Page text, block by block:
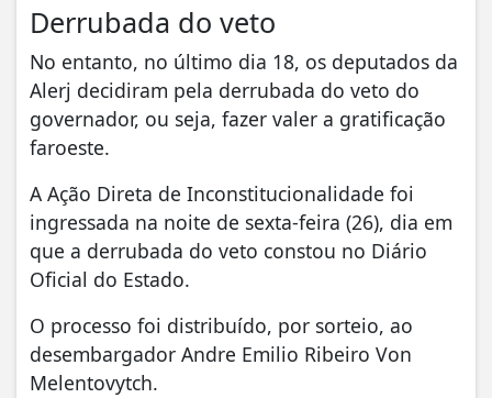
Derrubada do veto
No entanto, no último dia 18, os deputados da
Alerj decidiram pela derrubada do veto do
governador, ou seja, fazer valer a gratificação
faroeste.
A Ação Direta de Inconstitucionalidade foi
ingressada na noite de sexta-feira (26), dia em
que a derrubada do veto constou no Diário
Oficial do Estado.
O processo foi distribuído, por sorteio, ao
desembargador Andre Emilio Ribeiro Von
Melentovytch.